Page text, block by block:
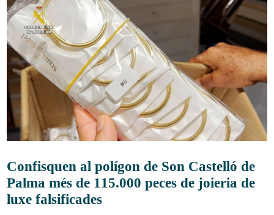
Confisquen al polígon de Son Castelló de
Palma més de 115.000 peces de joieria de
luxe falsificades